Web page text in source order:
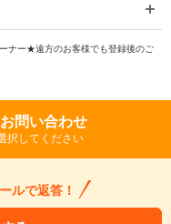
ナー★遠方のお客様でも登録後のご
問い合わせ
択してください
ルで返答！